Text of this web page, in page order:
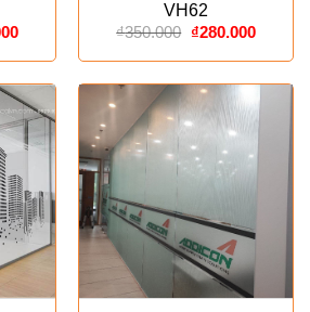
Giá
tại
là:
₫120.000.
VH62
₫350.000 Giá
là:
₫350.000.
₫280.000Giá
tại
là: